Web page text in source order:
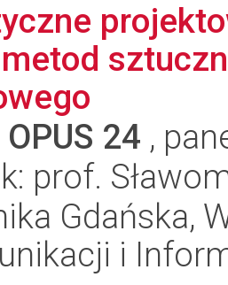
OPUS 24 ,
prof.
Gdańska,
i